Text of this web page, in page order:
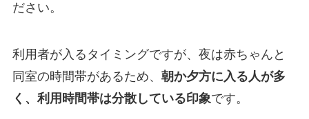
ださい。
利用者が入るタイミングですが、夜は赤ちゃんと
同室の時間帯があるため、 朝か夕方に入る人が多
く、利用時間帯は分散している印象です。